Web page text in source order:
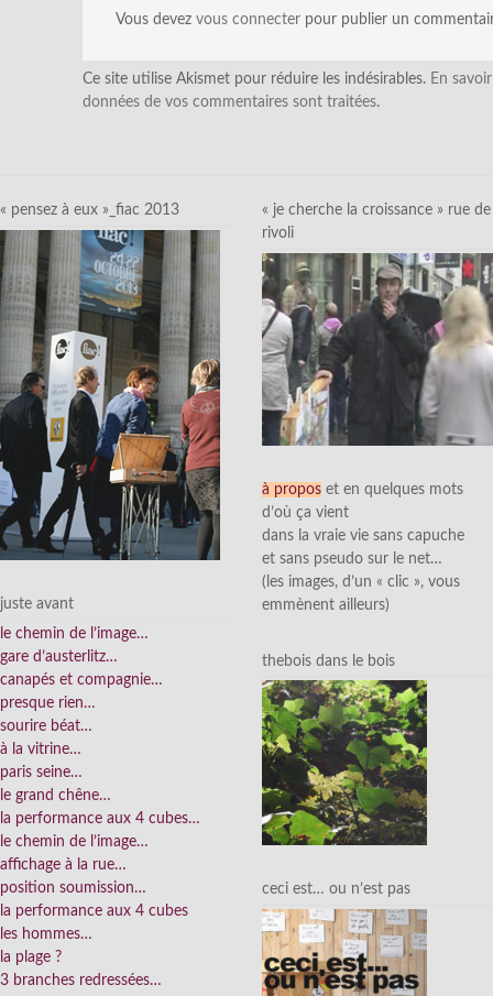
Vous devez vous connecter pour publier un
Ce site utilise Akismet pour réduire les indésirables. En
données de vos commentaires sont traitées.
« pensez à eux »_fiac 2013
juste avant
le chemin de l’image…
gare d’austerlitz…
canapés et compagnie…
presque rien…
sourire béat…
à la vitrine…
paris seine…
le grand chêne…
la performance aux 4 cubes…
le chemin de l’image…
affichage à la rue…
position soumission…
la performance aux 4 cubes
les hommes…
la plage ?
3 branches redressées…
« je cherche la croissance » rue de
rivoli
à propos et en quelques mots
d’où ça vient
dans la vraie vie sans capuche
et sans pseudo sur le net…
(les images, d’un « clic », vous
emmènent ailleurs)
thebois dans le bois
ceci est… ou n’est pas